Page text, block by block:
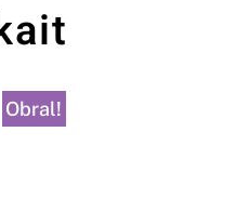
Obral!